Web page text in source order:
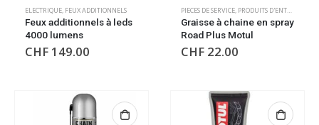
ELECTRIQUE, FEUX ADDITIONNELS
Feux additionnels à leds
4000 lumens
CHF 149.00
PIECES DE SERVICE, PRODUITS D'ENTRETIEN
Graisse à chaine en spray
Road Plus Motul
CHF 22.00